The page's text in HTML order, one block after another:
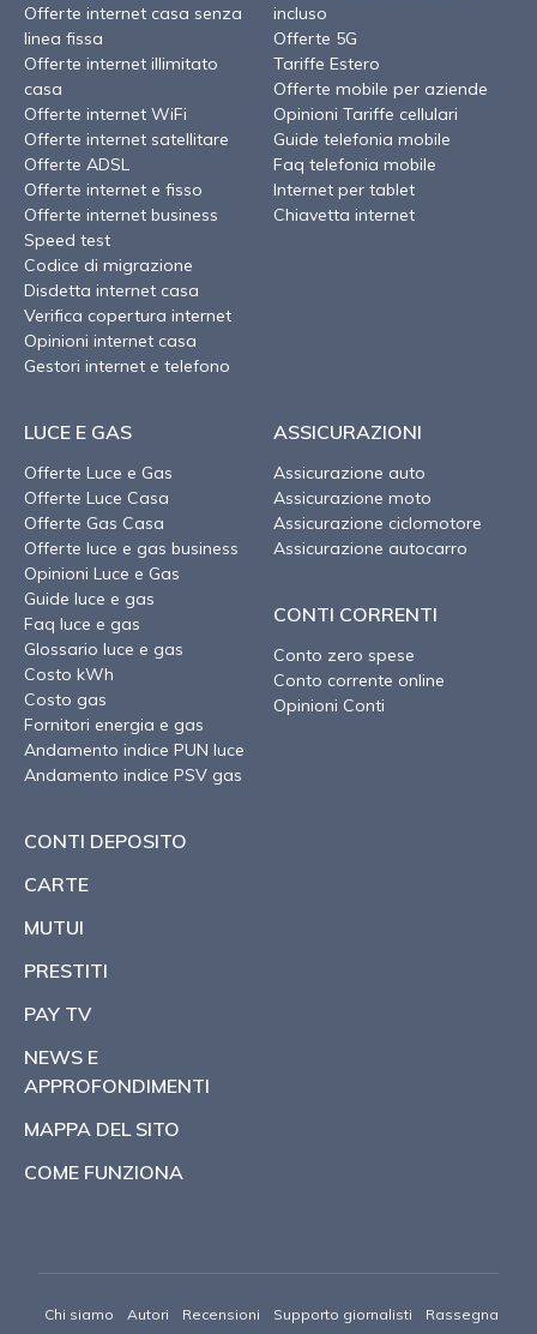
Offerte internet casa senza
linea fissa
Offerte internet illimitato
casa
Offerte internet WiFi
Offerte internet satellitare
Offerte ADSL
Offerte internet e fisso
Offerte internet business
Speed test
Codice di migrazione
Disdetta internet casa
Verifica copertura internet
Opinioni internet casa
Gestori internet e telefono
incluso
Offerte 5G
Tariffe Estero
Offerte mobile per aziende
Opinioni Tariffe cellulari
Guide telefonia mobile
Faq telefonia mobile
Internet per tablet
Chiavetta internet
LUCE E GAS
Offerte Luce e Gas
Offerte Luce Casa
Offerte Gas Casa
Offerte luce e gas business
Opinioni Luce e Gas
Guide luce e gas
Faq luce e gas
Glossario luce e gas
Costo kWh
Costo gas
Fornitori energia e gas
Andamento indice PUN luce
Andamento indice PSV gas
ASSICURAZIONI
Assicurazione auto
Assicurazione moto
Assicurazione ciclomotore
Assicurazione autocarro
CONTI CORRENTI
Conto zero spese
Conto corrente online
Opinioni Conti
CONTI DEPOSITO
CARTE
MUTUI
PRESTITI
PAY TV
NEWS E
APPROFONDIMENTI
MAPPA DEL SITO
COME FUNZIONA
Chi siamo Autori Recensioni Supporto giornalisti
Rassegna